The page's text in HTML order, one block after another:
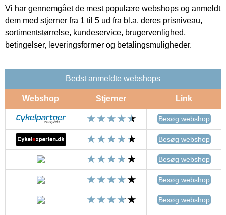
Vi har gennemgået de mest populære webshops og anmeldt
dem med stjerner fra 1 til 5 ud fra bl.a. deres prisniveau,
sortimentstørrelse, kundeservice, brugervenlighed,
betingelser, leveringsformer og betalingsmuligheder.
Bedst anmeldte webshops
Webshop Stjerner Link
Besøg webshop
Besøg webshop
Besøg webshop
Besøg webshop
Besøg webshop